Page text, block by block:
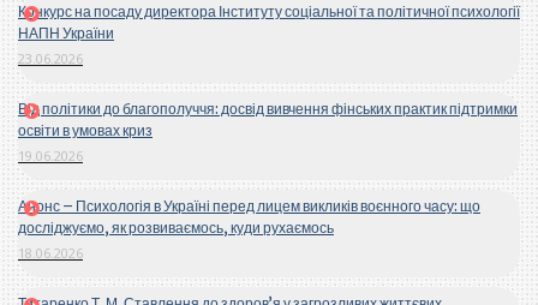
Конкурс на посаду директора Інституту соціальної та політичної психології
НАПН України
23.06.2026
Від політики до благополуччя: досвід вивчення фінських практик підтримки
освіти в умовах криз
19.06.2026
Анонс – Психологія в Україні перед лицем викликів воєнного часу: що
досліджуємо, як розвиваємось, куди рухаємось
18.06.2026